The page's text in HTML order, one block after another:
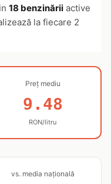
18 benzinării active
la fiecare 2
Preț mediu
9.48
RON/litru
vs. media națională